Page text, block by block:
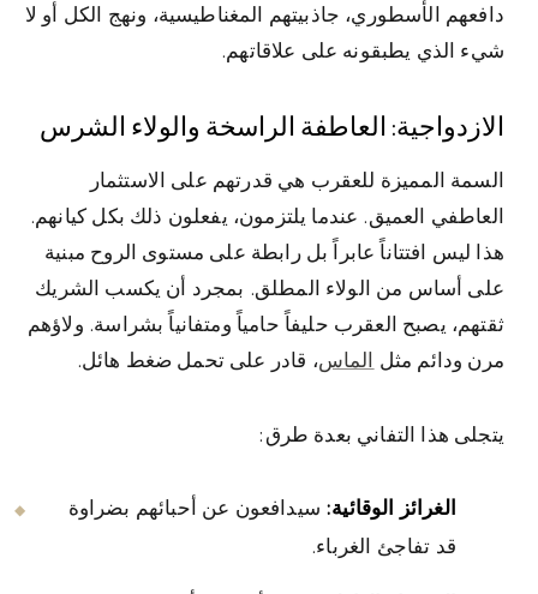
دافعهم الأسطوري، جاذبيتهم المغناطيسية، ونهج الكل أو لا
شيء الذي يطبقونه على علاقاتهم.
الازدواجية: العاطفة الراسخة والولاء الشرس
السمة المميزة للعقرب هي قدرتهم على الاستثمار
العاطفي العميق. عندما يلتزمون، يفعلون ذلك بكل كيانهم.
هذا ليس افتتاناً عابراً بل رابطة على مستوى الروح مبنية
على أساس من الولاء المطلق. بمجرد أن يكسب الشريك
ثقتهم، يصبح العقرب حليفاً حامياً ومتفانياً بشراسة. ولاؤهم
مرن ودائم مثل الماس ، قادر على تحمل ضغط هائل.
يتجلى هذا التفاني بعدة طرق:
الغرائز الوقائية:سيدافعون عن أحبائهم بضراوة
قد تفاجئ الغرباء.